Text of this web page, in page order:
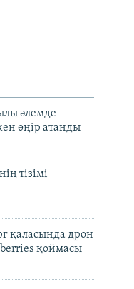
әлемде
өңір атанды
тізімі
қаласында дрон
қоймасы